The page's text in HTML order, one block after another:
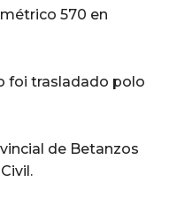
570 en
foi trasladado polo
de Betanzos